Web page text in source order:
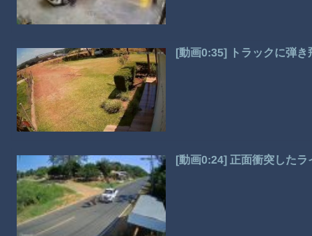
[動画0:35] トラックに弾
[動画0:24] 正面衝突した